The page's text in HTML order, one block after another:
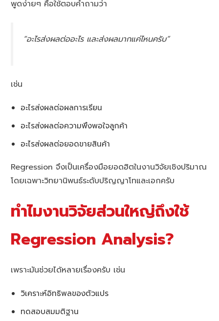
พูดง่ายๆ คือใช้ตอบคำถามว่า
“อะไรส่งผลต่ออะไร และส่งผลมากแค่ไหนครับ”
เช่น
อะไรส่งผลต่อผลการเรียน
อะไรส่งผลต่อความพึงพอใจลูกค้า
อะไรส่งผลต่อยอดขายสินค้า
Regression จึงเป็นเครื่องมือยอดฮิตในงานวิจัยเชิงปริมาณ
โดยเฉพาะวิทยานิพนธ์ระดับปริญญาโทและเอกครับ
ทำไมงานวิจัยส่วนใหญ่ถึงใช้
Regression Analysis?
เพราะมันช่วยได้หลายเรื่องครับ เช่น
วิเคราะห์อิทธิพลของตัวแปร
ทดสอบสมมติฐาน